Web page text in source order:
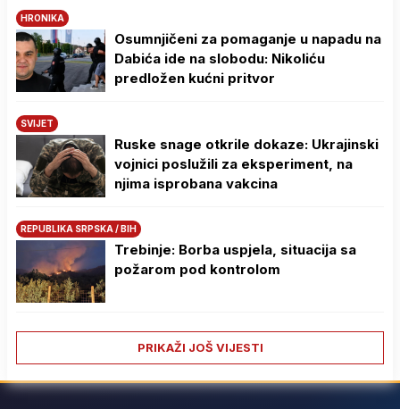
HRONIKA
Osumnjičeni za pomaganje u napadu na
Dabića ide na slobodu: Nikoliću
predložen kućni pritvor
SVIJET
Ruske snage otkrile dokaze: Ukrajinski
vojnici poslužili za eksperiment, na
njima isprobana vakcina
REPUBLIKA SRPSKA / BIH
Trebinje: Borba uspjela, situacija sa
požarom pod kontrolom
PRIKAŽI JOŠ VIJESTI